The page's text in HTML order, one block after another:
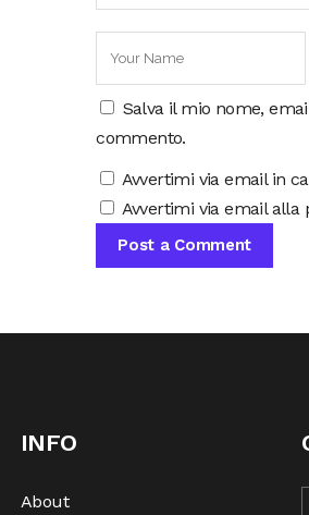
Salva il mio nome,
commento.
Avvertimi via email in
Avvertimi via email
INFO
About